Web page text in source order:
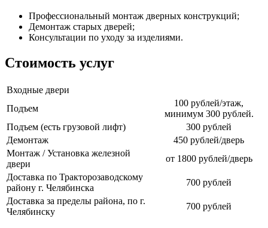
Профессиональный монтаж дверных конструкций;
Демонтаж старых дверей;
Консультации по уходу за изделиями.
Стоимость услуг
Входные двери
Подъем
100 рублей/этаж,
минимум 300 рублей.
Подъем (есть грузовой лифт)
300 рублей
Демонтаж
450 рублей/дверь
Монтаж / Установка железной
двери
от 1800 рублей/дверь
Доставка по Тракторозаводскому
району г. Челябинска
700 рублей
Доставка за пределы района, по г.
Челябинску
700 рублей